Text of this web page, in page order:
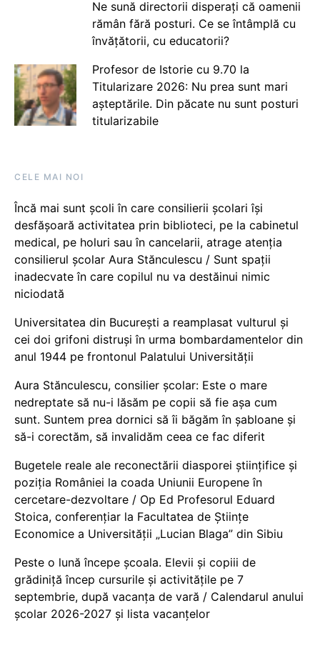
Ne sună directorii disperați că oamenii
rămân fără posturi. Ce se întâmplă cu
învățătorii, cu educatorii?
Profesor de Istorie cu 9.70 la
Titularizare 2026: Nu prea sunt mari
așteptările. Din păcate nu sunt posturi
titularizabile
CELE MAI NOI
Încă mai sunt școli în care consilierii școlari își
desfășoară activitatea prin biblioteci, pe la cabinetul
medical, pe holuri sau în cancelarii, atrage atenția
consilierul școlar Aura Stănculescu / Sunt spații
inadecvate în care copilul nu va destăinui nimic
niciodată
Universitatea din București a reamplasat vulturul și
cei doi grifoni distruși în urma bombardamentelor din
anul 1944 pe frontonul Palatului Universității
Aura Stănculescu, consilier școlar: Este o mare
nedreptate să nu-i lăsăm pe copii să fie așa cum
sunt. Suntem prea dornici să îi băgăm în șabloane și
să-i corectăm, să invalidăm ceea ce fac diferit
Bugetele reale ale reconectării diasporei științifice și
poziția României la coada Uniunii Europene în
cercetare-dezvoltare / Op Ed Profesorul Eduard
Stoica, conferențiar la Facultatea de Științe
Economice a Universității „Lucian Blaga” din Sibiu
Peste o lună începe școala. Elevii și copiii de
grădiniță încep cursurile și activitățile pe 7
septembrie, după vacanța de vară / Calendarul anului
școlar 2026-2027 și lista vacanțelor